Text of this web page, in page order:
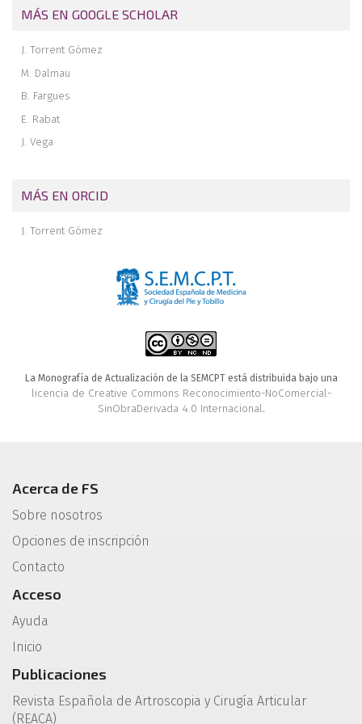
MÁS EN GOOGLE SCHOLAR
J. Torrent Gómez
M. Dalmau
B. Fargues
E. Rabat
J. Vega
MÁS EN ORCID
J. Torrent Gómez
La Monografía de Actualización de la SEMCPT está distribuida bajo una
licencia de Creative Commons Reconocimiento-NoComercial-
SinObraDerivada 4.0 Internacional.
Acerca de FS
Sobre nosotros
Opciones de inscripción
Contacto
Acceso
Ayuda
Inicio
Publicaciones
Revista Española de Artroscopia y Cirugía Articular
(REACA)